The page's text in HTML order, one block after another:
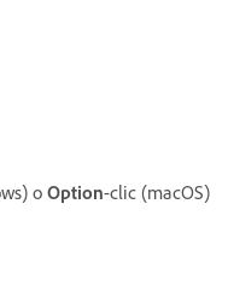
o Option-clic (macOS)